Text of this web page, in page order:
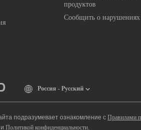
продуктов
Сообщить о нарушениях
Россия - Русский
подразумевает ознакомление с Правилами
и Политикой конфиденциальности.